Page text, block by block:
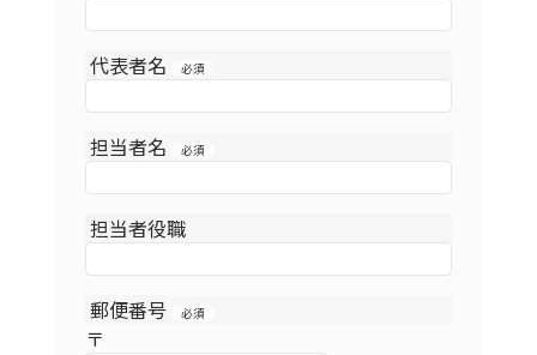
代表者名 必須
担当者名 必須
担当者役職
郵便番号 必須
〒